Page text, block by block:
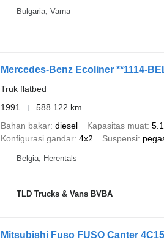
Bulgaria, Varna
Mercedes-Benz Ecoliner **1114-
Truk flatbed
1991
588.122 km
Bahan bakar diesel Kapasitas muat
Konfigurasi gandar 4x2 Suspensi
Belgia, Herentals
TLD Trucks & Vans BVBA
Mitsubishi Fuso FUSO Canter